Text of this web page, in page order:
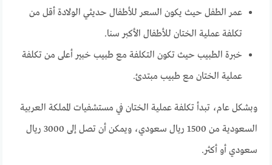
عمر الطفل حيث يكون السعر للأطفال حديثي الولادة أقل من
تكلفة عملية الختان للأطفال الأكبر سنا.
خبرة الطبيب حيث تكون التكلفة مع طبيب خبير أعلى من تكلفة
عملية الختان مع طبيب مبتدئ.
وبشكل عام، تبدأ تكلفة عملية الختان في مستشفيات المملكة العربية
السعودية من 1500 ريال سعودي، ويمكن أن تصل إلى 3000 ريال
سعودي أو أكثر.